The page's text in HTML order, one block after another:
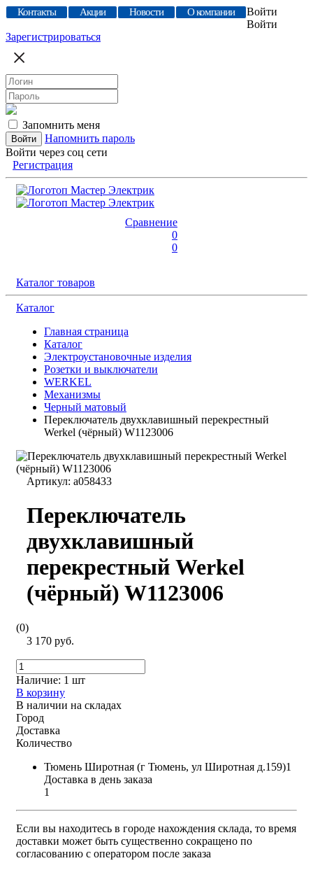
Контакты Акции Новости О компании
Войти
Войти
Зарегистрироваться
Запомнить меня
Напомнить пароль
Войти через соц сети
Регистрация
Сравнение
0
0
Каталог товаров
Каталог
Главная страница
Каталог
Электроустановочные изделия
Розетки и выключатели
WERKEL
Механизмы
Черный матовый
Переключатель двухклавишный перекрестный
Werkel (чёрный) W1123006
Артикул: a058433
Переключатель
двухклавишный
перекрестный Werkel
(чёрный) W1123006
(0)
3 170 руб.
Наличие: 1 шт
В корзину
В наличии на складах
Город
Доставка
Количество
Тюмень Широтная (г Тюмень, ул Широтная д.159)1
Доставка в день заказа
1
Если вы находитесь в городе нахождения склада, то время
доставки может быть существенно сокращено по
согласованию с оператором после заказа